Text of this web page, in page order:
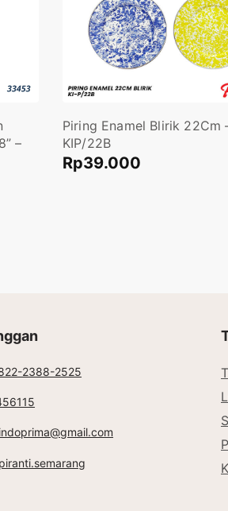
–
Piring Enamel Blirik 22Cm
KIP/22B
Rp39.000
2388-2525